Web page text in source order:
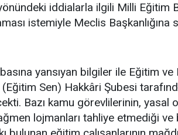
iddialarla ilgili Milli Eğitim
istemiyle Meclis Başkanlığına
yansıyan bilgiler ile Eğitim ve
Sen) Hakkâri Şubesi
Bazı kamu görevlilerinin, yasal
lojmanları tahliye etmediği ve